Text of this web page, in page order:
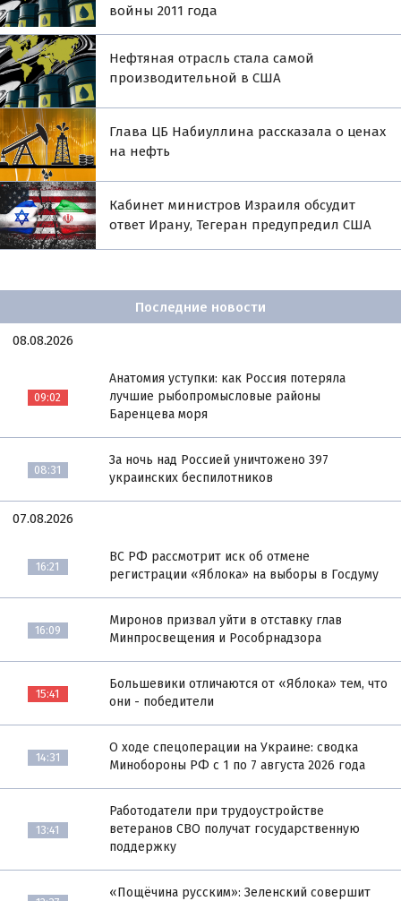
войны 2011 года
Нефтяная отрасль стала самой
производительной в США
Глава ЦБ Набиуллина рассказала о ценах
на нефть
Кабинет министров Израиля обсудит
ответ Ирану, Тегеран предупредил США
Последние новости
08.08.2026
09:02
Анатомия уступки: как Россия потеряла
лучшие рыбопромысловые районы
Баренцева моря
08:31
За ночь над Россией уничтожено 397
украинских беспилотников
07.08.2026
16:21
ВС РФ рассмотрит иск об отмене
регистрации «Яблока» на выборы в Госдуму
16:09
Миронов призвал уйти в отставку глав
Минпросвещения и Рособрнадзора
15:41
Большевики отличаются от «Яблока» тем, что
они - победители
14:31
О ходе спецоперации на Украине: сводка
Минобороны РФ с 1 по 7 августа 2026 года
13:41
Работодатели при трудоустройстве
ветеранов СВО получат государственную
поддержку
«Пощёчина русским»: Зеленский совершит